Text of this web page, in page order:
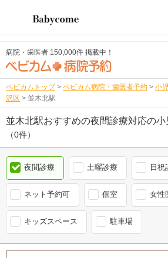
病院・歯医者 150,000件 掲載中！
ベビカムトップ > ベビカム病院・歯医者予約 > 小
沢区 > 並木北駅
並木北駅おすすめの夜間診療対応の
（0件）
夜間診療 土曜診療 日祝
ネット予約可 個室 女性
キッズスペース 駐車場